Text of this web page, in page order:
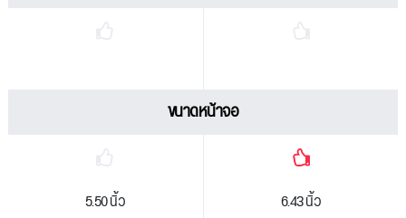
ขนาดหน้าจอ
5.50 นิ้ว 6.43 นิ้ว